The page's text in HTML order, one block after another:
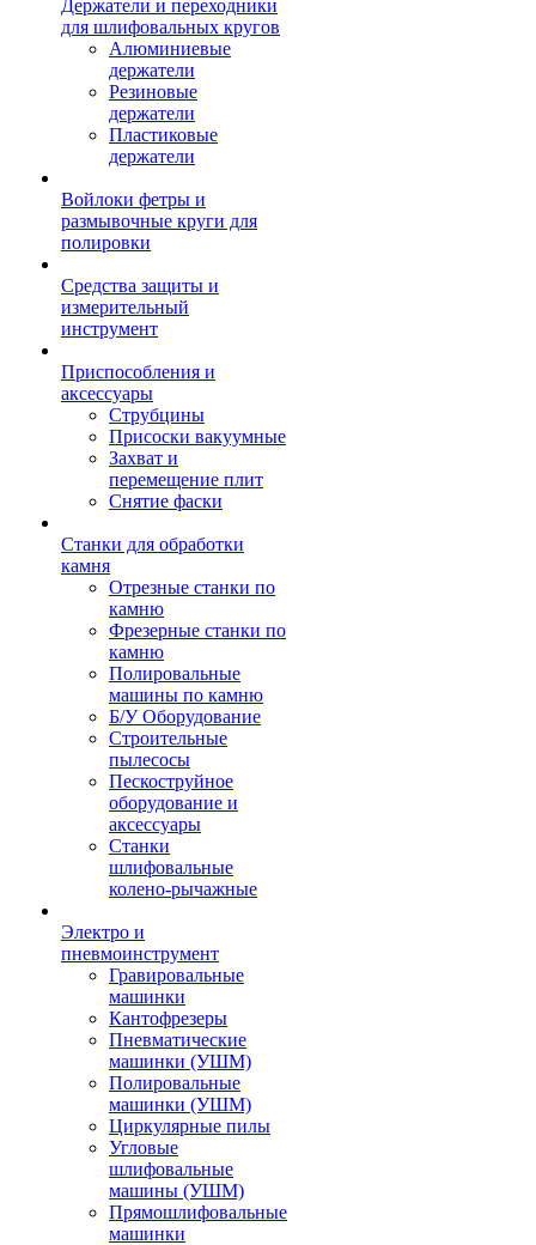
Держатели и переходники
для шлифовальных кругов
Алюминиевые
держатели
Резиновые
держатели
Пластиковые
держатели
Войлоки фетры и
размывочные круги для
полировки
Средства защиты и
измерительный
инструмент
Приспособления и
аксессуары
Струбцины
Присоски вакуумные
Захват и
перемещение плит
Снятие фаски
Станки для обработки
камня
Отрезные станки по
камню
Фрезерные станки по
камню
Полировальные
машины по камню
Б/У Оборудование
Строительные
пылесосы
Пескоструйное
оборудование и
аксессуары
Станки
шлифовальные
колено-рычажные
Электро и
пневмоинструмент
Гравировальные
машинки
Кантофрезеры
Пневматические
машинки (УШМ)
Полировальные
машинки (УШМ)
Циркулярные пилы
Угловые
шлифовальные
машины (УШМ)
Прямошлифовальные
машинки